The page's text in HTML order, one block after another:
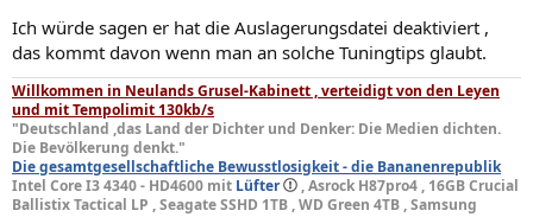
Ich würde sagen er hat die Auslagerungsdatei deaktiviert ,
das kommt davon wenn man an solche Tuningtips glaubt.
Willkommen in Neulands Grusel-Kabinett , verteidigt von den Leyen
und mit Tempolimit 130kb/s
"Deutschland ,das Land der Dichter und Denker: Die Medien dichten.
Die Bevölkerung denkt."
Die gesamtgesellschaftliche Bewusstlosigkeit - die Bananenrepublik
Intel Core I3 4340 - HD4600 mit Lüfter
, Asrock H87pro4 , 16GB Crucial
Ballistix Tactical LP , Seagate SSHD 1TB , WD Green 4TB , Samsung